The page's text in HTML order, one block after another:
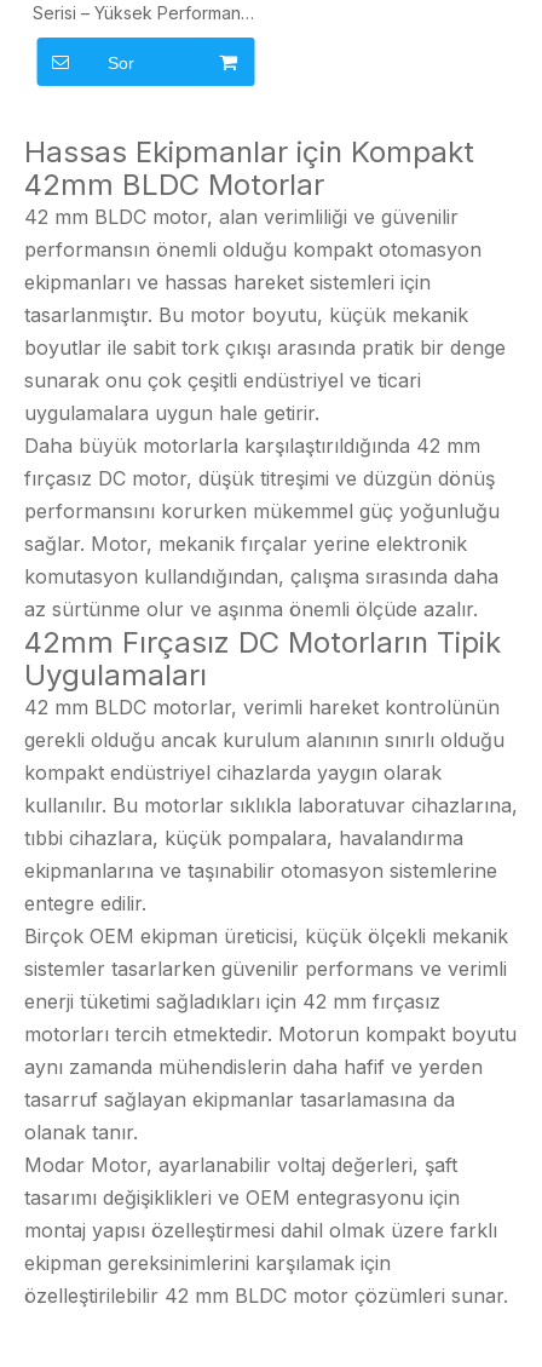
Serisi – Yüksek Performanslı
Fırçasız DC Motorlar
Sor
Hassas Ekipmanlar için Kompakt
42mm BLDC Motorlar
42 mm BLDC motor, alan verimliliği ve güvenilir
performansın önemli olduğu kompakt otomasyon
ekipmanları ve hassas hareket sistemleri için
tasarlanmıştır. Bu motor boyutu, küçük mekanik
boyutlar ile sabit tork çıkışı arasında pratik bir denge
sunarak onu çok çeşitli endüstriyel ve ticari
uygulamalara uygun hale getirir.
Daha büyük motorlarla karşılaştırıldığında 42 mm
fırçasız DC motor, düşük titreşimi ve düzgün dönüş
performansını korurken mükemmel güç yoğunluğu
sağlar. Motor, mekanik fırçalar yerine elektronik
komutasyon kullandığından, çalışma sırasında daha
az sürtünme olur ve aşınma önemli ölçüde azalır.
42mm Fırçasız DC Motorların Tipik
Uygulamaları
42 mm BLDC motorlar, verimli hareket kontrolünün
gerekli olduğu ancak kurulum alanının sınırlı olduğu
kompakt endüstriyel cihazlarda yaygın olarak
kullanılır. Bu motorlar sıklıkla laboratuvar cihazlarına,
tıbbi cihazlara, küçük pompalara, havalandırma
ekipmanlarına ve taşınabilir otomasyon sistemlerine
entegre edilir.
Birçok OEM ekipman üreticisi, küçük ölçekli mekanik
sistemler tasarlarken güvenilir performans ve verimli
enerji tüketimi sağladıkları için 42 mm fırçasız
motorları tercih etmektedir. Motorun kompakt boyutu
aynı zamanda mühendislerin daha hafif ve yerden
tasarruf sağlayan ekipmanlar tasarlamasına da
olanak tanır.
Modar Motor, ayarlanabilir voltaj değerleri, şaft
tasarımı değişiklikleri ve OEM entegrasyonu için
montaj yapısı özelleştirmesi dahil olmak üzere farklı
ekipman gereksinimlerini karşılamak için
özelleştirilebilir 42 mm BLDC motor çözümleri sunar.